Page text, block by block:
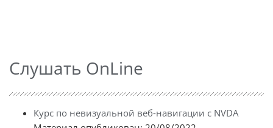
Слушать OnLine
Курс по невизуальной веб-навигации с NVDA